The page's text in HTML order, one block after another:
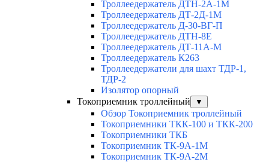
Троллеедержатель ДТН-2А-1М
Троллеедержатель ДТ-2Д-1М
Троллеедержатель Д-30-ВГ-П
Троллеедержатель ДТН-8Е
Троллеедержатель ДТ-11А-М
Троллеедержатель К263
Троллеедержатели для шахт ТДР-1,
ТДР-2
Изолятор опорный
Токоприемник троллейный
▼
Обзор Токоприемник троллейный
Токоприемники ТКК-100 и ТКК-200
Токоприемники ТКБ
Токоприемник ТК-9А-1М
Токоприемник ТК-9А-2М